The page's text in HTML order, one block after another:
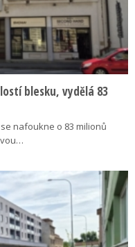
blesku, vydělá 83
nafoukne o 83 milionů